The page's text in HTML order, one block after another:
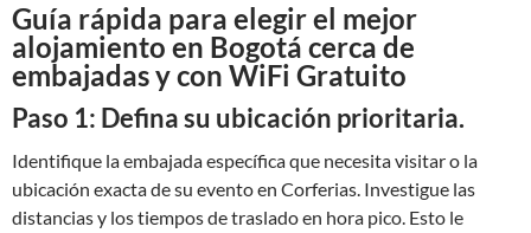
Guía rápida para elegir el mejor
alojamiento en Bogotá cerca de
embajadas y con WiFi Gratuito
Paso 1: Defina su ubicación prioritaria.
Identifique la embajada específica que necesita visitar o la
ubicación exacta de su evento en Corferias. Investigue las
distancias y los tiempos de traslado en hora pico. Esto le